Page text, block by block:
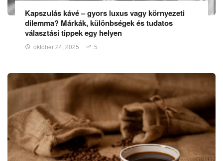
Kapszulás kávé – gyors luxus vagy környezeti
dilemma? Márkák, különbségek és tudatos
választási tippek egy helyen
október 24, 2025 5